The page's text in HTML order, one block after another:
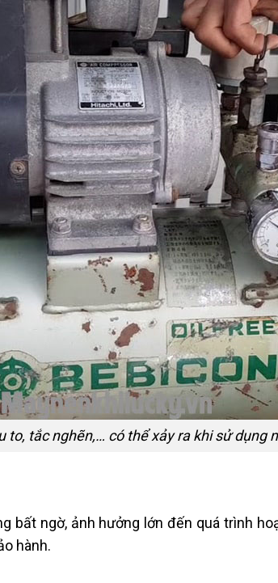
to, tắc nghẽn,… có thể xảy ra khi sử dụng
bất ngờ, ảnh hưởng lớn đến quá trình
hành.